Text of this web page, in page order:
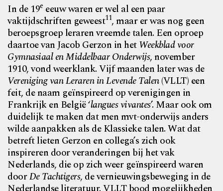
In de 19eeeuw waren er wel al een paar
vaktijdschriften geweest11, maar er was nog geen
beroepsgroep leraren vreemde talen. Een oproep
daartoe van Jacob Gerzon in hetWeekblad voor
Gymnasiaal en Middelbaar Onderwijs, november
1910, vond weerklank. Vijf maanden later was de
Vereniging van Leraren in Levende Talen(VLLT) een
feit, de naam geïnspireerd op verenigingen in
Frankrijk en België ‘langues vivantes’. Maar ook om
duidelijk te maken dat men mvt-onderwijs anders
wilde aanpakken als de Klassieke talen. Wat dat
betreft lieten Gerzon en collega’s zich ook
inspireren door veranderingen bij hetvak
Nederlands, die op zich weer geïnspireerd waren
doorDe Tachtigers, de vernieuwingsbeweging in de